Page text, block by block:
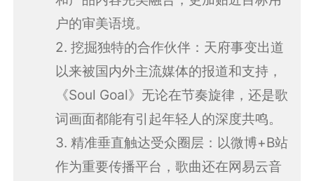
户的审美语境。
2. 挖掘独特的合作伙伴：天府事变出道
以来被国内外主流媒体的报道和支持，
《Soul Goal》无论在节奏旋律，还是歌
词画面都能有引起年轻人的深度共鸣。
3. 精准垂直触达受众圈层：以微博+B站
作为重要传播平台，歌曲还在网易云音